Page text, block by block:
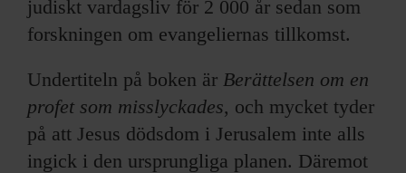
judiskt vardagsliv för 2 000 år sedan som
forskningen om evangeliernas tillkomst.
Undertiteln på boken är Berättelsen om en
profet som misslyckades, och mycket tyder
på att Jesus dödsdom i Jerusalem inte alls
ingick i den ursprungliga planen. Däremot